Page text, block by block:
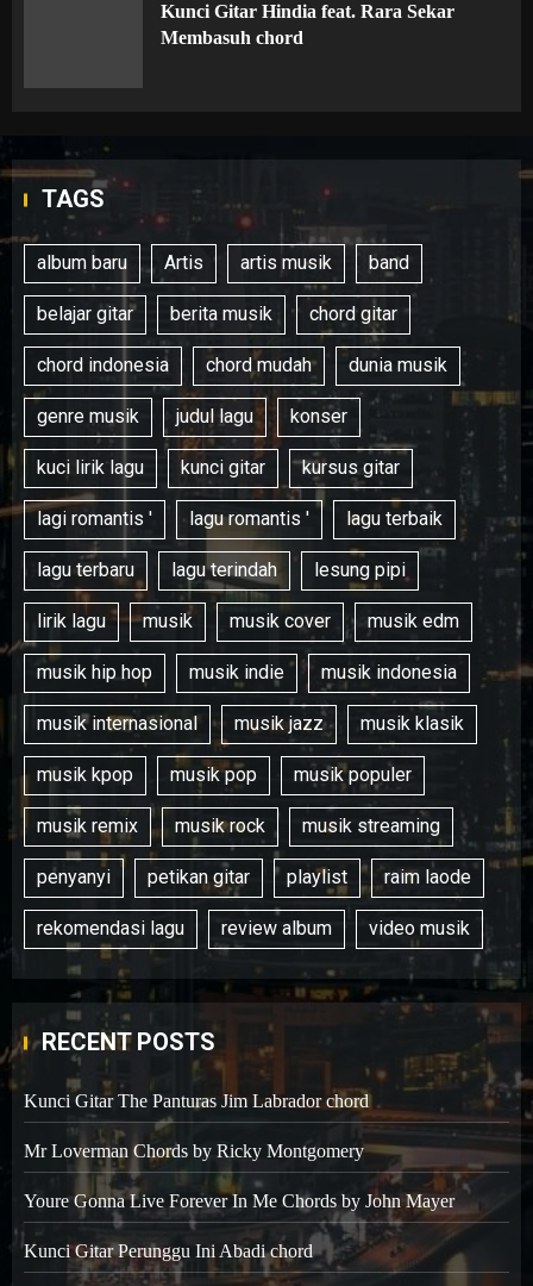
Kunci Gitar Hindia feat. Rara Sekar
Membasuh chord
TAGS
album baru Artis artis musik band
belajar gitar berita musik chord gitar
chord indonesia chord mudah dunia musik
genre musik judul lagu konser
kuci lirik lagu kunci gitar kursus gitar
lagi romantis ' lagu romantis ' lagu terbaik
lagu terbaru lagu terindah lesung pipi
lirik lagu musik musik cover musik edm
musik hip hop musik indie musik indonesia
musik internasional musik jazz musik klasik
musik kpop musik pop musik populer
musik remix musik rock musik streaming
penyanyi petikan gitar playlist raim laode
rekomendasi lagu review album video musik
RECENT POSTS
Kunci Gitar The Panturas Jim Labrador chord
Mr Loverman Chords by Ricky Montgomery
Youre Gonna Live Forever In Me Chords by John Mayer
Kunci Gitar Perunggu Ini Abadi chord